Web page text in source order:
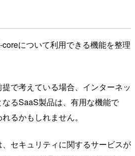
について利用できる機能を整理
で考えている場合、インターネッ
なるSaaS製品は、有用な機能で
るかもしれません。
セキュリティに関するサービスが